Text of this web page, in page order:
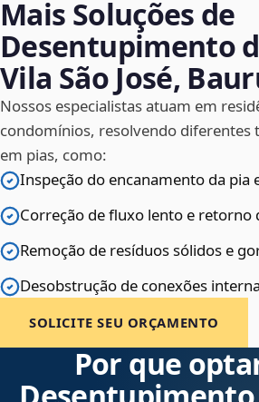
Mais Soluções de
Desentupimento
Vila São José,
Nossos especialistas atuam em
condomínios, resolvendo diferentes
em pias, como:
Inspeção do encanamento da pia
Correção de fluxo lento e retorno
Remoção de resíduos sólidos e
Desobstrução de conexões
SOLICITE SEU ORÇAMENTO
Por que